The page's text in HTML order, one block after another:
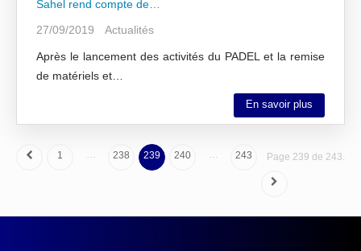
Sahel rend compte de…
27/09/2019
Actualités
Après le lancement des activités du PADEL et la remise
de matériels et…
En savoir plus
Page 239 de 243.
1 … 238 239 240 … 243